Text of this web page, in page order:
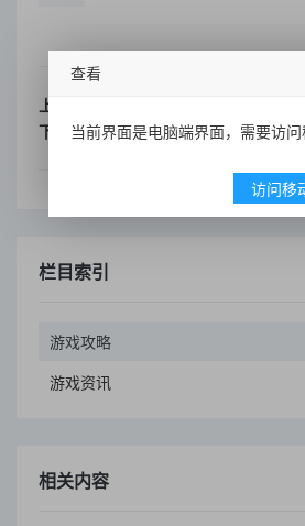
上一篇：
下一篇：没有了
栏目索引
游戏攻略
游戏资讯
相关内容
查看
当前界面是电脑端界面，需要访问
访问移